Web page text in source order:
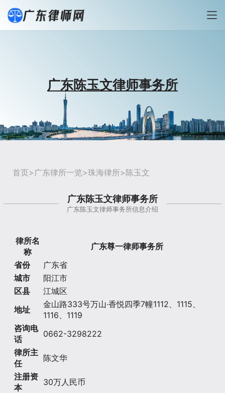
广东陈玉文律师事务所
首页> 广东律所一览>珠海律所>陈玉文
广东陈玉文律师事务所
广东陈玉文律师事务所信息介绍
律所名
称
广东尊一律师事务所
省份
广东省
城市
阳江市
区县
江城区
地址
金山路333号万山·香悦四季7幢1112、1115、
1116、1119
咨询电
话
0662-3298222
律所主
任
陈文华
注册资
本
30万人民币